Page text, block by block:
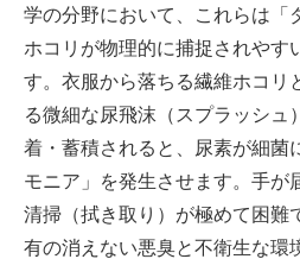
学の分野において、これらは「
ホコリが物理的に捕捉されやす
す。衣服から落ちる繊維ホコリ
る微細な尿飛沫（スプラッシュ
着・蓄積されると、尿素が細菌
モニア」を発生させます。手が
清掃（拭き取り）が極めて困難
有の消えない悪臭と不衛生な環